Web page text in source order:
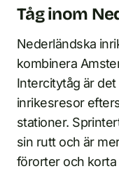
Tåg inom
Nederländska
kombinera
Intercitytåg är
inrikesresor
stationer.
sin rutt och är
förorter och